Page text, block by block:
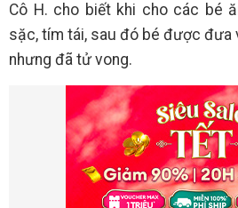
Cô H. cho biết khi cho các bé
sặc, tím tái, sau đó bé được đưa
nhưng đã tử vong.